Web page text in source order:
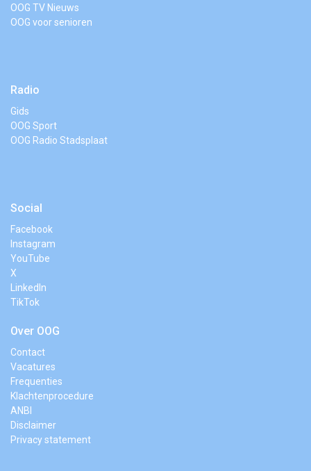
OOG TV Nieuws
OOG voor senioren
Radio
Gids
OOG Sport
OOG Radio Stadsplaat
Social
Facebook
Instagram
YouTube
X
LinkedIn
TikTok
Over OOG
Contact
Vacatures
Frequenties
Klachtenprocedure
ANBI
Disclaimer
Privacy statement